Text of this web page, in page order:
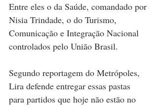
Entre eles o da Saúde, comandado por
Nisia Trindade, o do Turismo,
Comunicação e Integração Nacional
controlados pelo União Brasil.
Segundo reportagem do Metrópoles,
Lira defende entregar essas pastas
para partidos que hoje não estão no